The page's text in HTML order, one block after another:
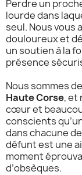
Perdre un
lourde dans
seul. Nous vous
douloureux et
un soutien à la
présence
Nous sommes
Haute Corse, et
cœur et
conscients
dans chacune
défunt est une
moment
d’obsèques.